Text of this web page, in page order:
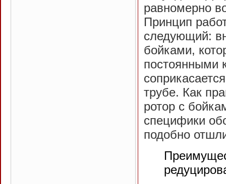
равномерно
Принцип
следующий:
бойками,
постоянными
трубе. Как
ротор с
специфики
подобно